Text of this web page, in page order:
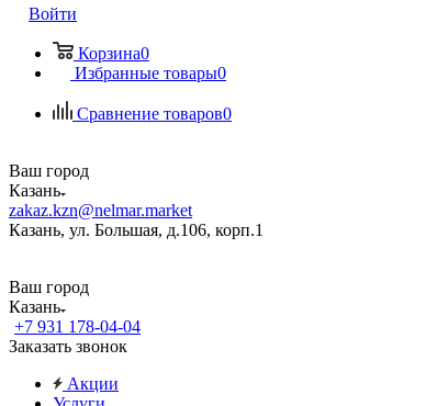
Войти
Корзина0
Избранные товары0
Сравнение товаров0
Ваш город
Казань
zakaz.kzn@nelmar.market
Казань, ул. Большая, д.106, корп.1
Ваш город
Казань
+7 931 178-04-04
Заказать звонок
Акции